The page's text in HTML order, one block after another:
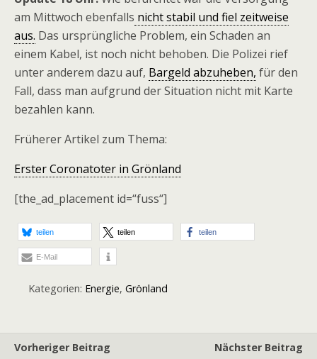
am Mittwoch ebenfalls nicht stabil und fiel zeitweise
aus. Das ursprüngliche Problem, ein Schaden an
einem Kabel, ist noch nicht behoben. Die Polizei rief
unter anderem dazu auf, Bargeld abzuheben, für den
Fall, dass man aufgrund der Situation nicht mit Karte
bezahlen kann.
Früherer Artikel zum Thema:
Erster Coronatoter in Grönland
[the_ad_placement id=“fuss“]
teilen teilen teilen
E-Mail
Kategorien: Energie, Grönland
Vorheriger Beitrag
Nächster Beitrag